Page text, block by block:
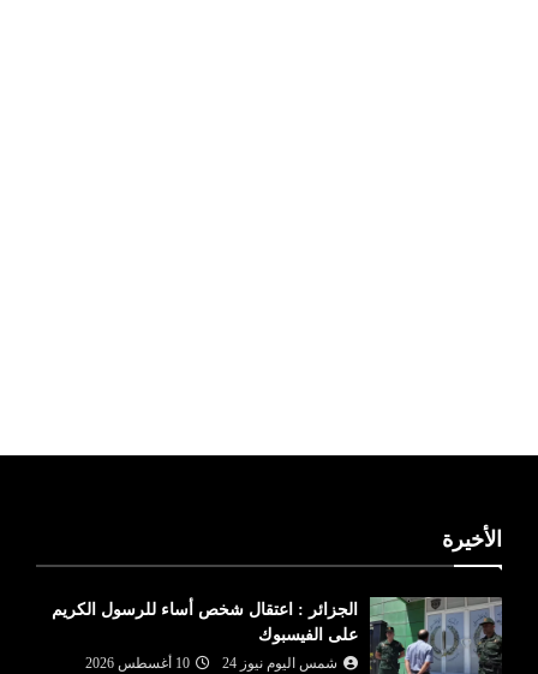
الأخيرة
الجزائر : اعتقال شخص أساء للرسول الكريم
على الفيسبوك
شمس اليوم نيوز 24 10 أغسطس 2026